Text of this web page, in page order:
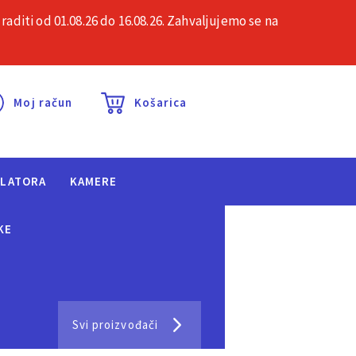
pitanja Kontakt
Moj račun Košarica
KAMERE
Svi proizvođači
od 01.08.26 do 16.08.26. Zahvaljujemo se na